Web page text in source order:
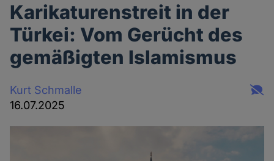
Karikaturenstreit in der
Türkei: Vom Gerücht des
gemäßigten Islamismus
Kurt Schmalle
16.07.2025